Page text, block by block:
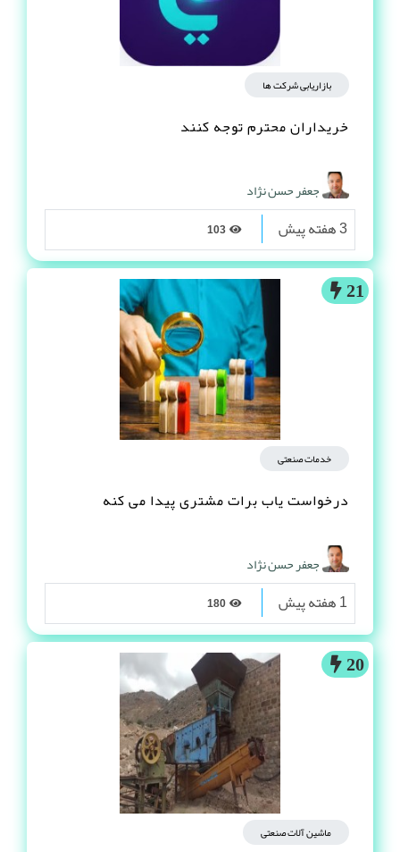
بازاریابی شرکت ها
خریداران محترم توجه کنند
جعفر حسن نژاد
3 هفته پیش
21
خدمات صنعتی
درخواست یاب برات مشتری پیدا می کنه
جعفر حسن نژاد
1 هفته پیش
20
ماشین آلات صنعتی